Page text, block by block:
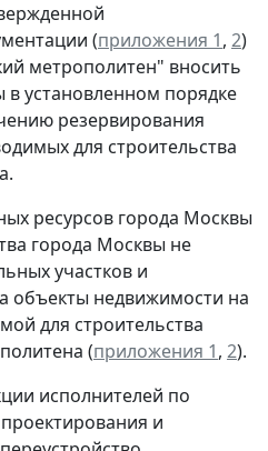
(приложения 1, 2)
метрополитен" вносить
установленном порядке
резервирования
для строительства
ресурсов города Москвы
города Москвы не
участков и
объекты недвижимости на
для строительства
(приложения 1, 2).
исполнителей по
и